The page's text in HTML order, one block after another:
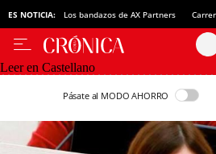
ES NOTICIA: Los bandazos de AX Partners
Leer en Castellano
Pásate al MODO AHORRO